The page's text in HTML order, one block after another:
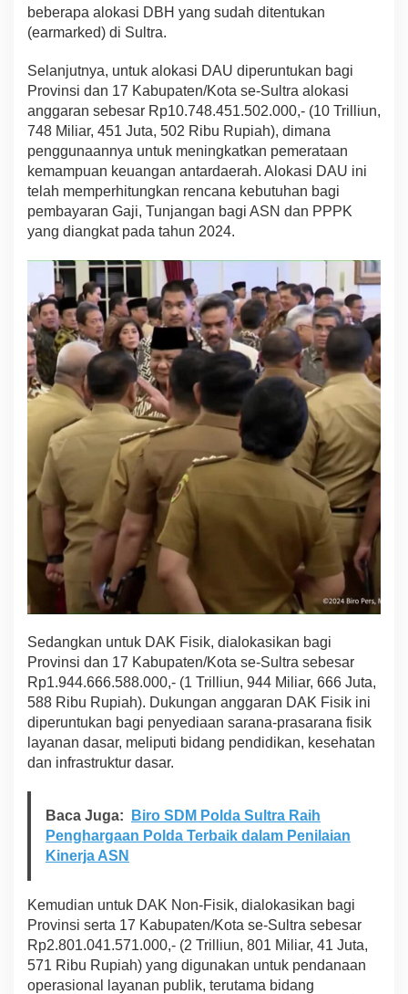
beberapa alokasi DBH yang sudah ditentukan
(earmarked) di Sultra.
Selanjutnya, untuk alokasi DAU diperuntukan bagi
Provinsi dan 17 Kabupaten/Kota se-Sultra alokasi
anggaran sebesar Rp10.748.451.502.000,- (10 Trilliun,
748 Miliar, 451 Juta, 502 Ribu Rupiah), dimana
penggunaannya untuk meningkatkan pemerataan
kemampuan keuangan antardaerah. Alokasi DAU ini
telah memperhitungkan rencana kebutuhan bagi
pembayaran Gaji, Tunjangan bagi ASN dan PPPK
yang diangkat pada tahun 2024.
Sedangkan untuk DAK Fisik, dialokasikan bagi
Provinsi dan 17 Kabupaten/Kota se-Sultra sebesar
Rp1.944.666.588.000,- (1 Trilliun, 944 Miliar, 666 Juta,
588 Ribu Rupiah). Dukungan anggaran DAK Fisik ini
diperuntukan bagi penyediaan sarana-prasarana fisik
layanan dasar, meliputi bidang pendidikan, kesehatan
dan infrastruktur dasar.
Baca Juga:
Biro SDM Polda Sultra Raih
Penghargaan Polda Terbaik dalam Penilaian
Kinerja ASN
Kemudian untuk DAK Non-Fisik, dialokasikan bagi
Provinsi serta 17 Kabupaten/Kota se-Sultra sebesar
Rp2.801.041.571.000,- (2 Trilliun, 801 Miliar, 41 Juta,
571 Ribu Rupiah) yang digunakan untuk pendanaan
operasional layanan publik, terutama bidang